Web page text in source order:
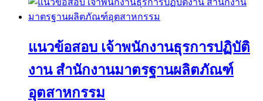
แนวข้อสอบ เจ้าพนักงานธุรการปฏิบัติ
งาน สํานักงานมาตรฐานผลิตภัณฑ์
อุตสาหกรรม